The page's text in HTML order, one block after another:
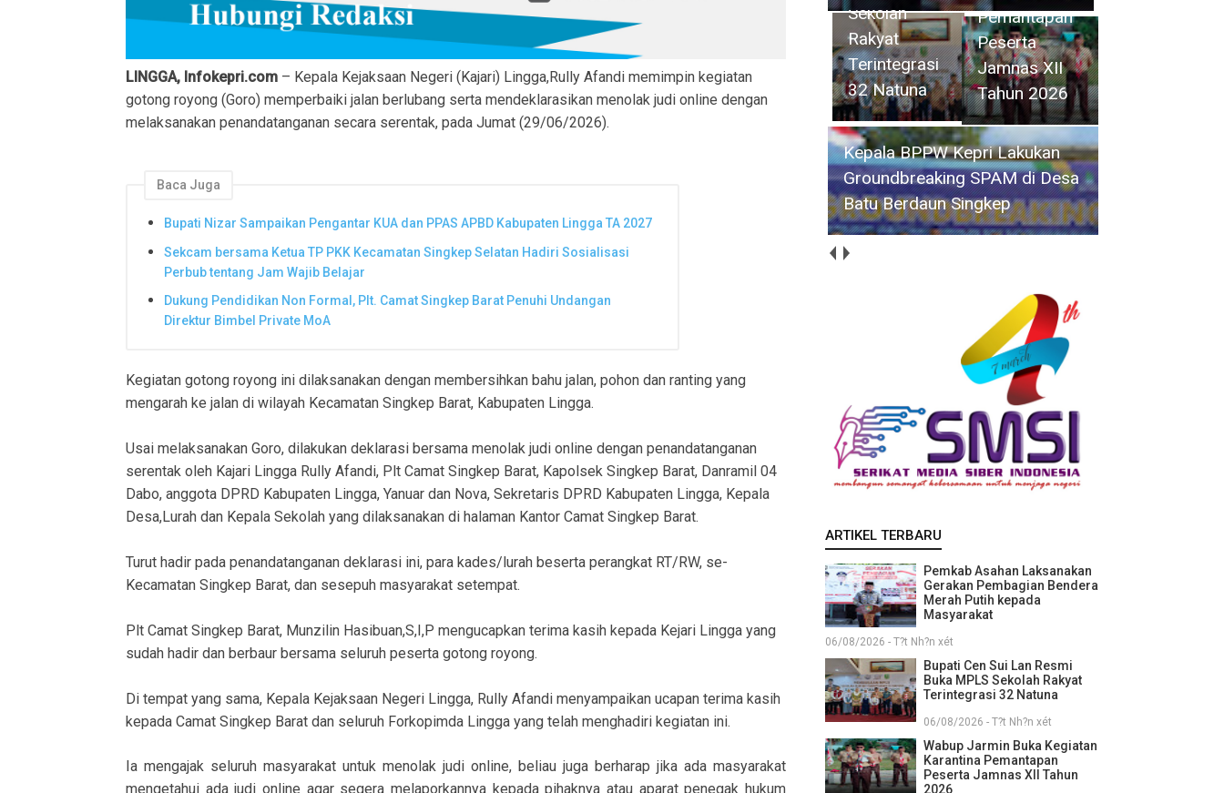
LINGGA, Infokepri.com – Kepala Kejaksaan Negeri (Kajari) Lingga,Rully Afandi memimpin kegiatan
gotong royong (Goro) memperbaiki jalan berlubang serta mendeklarasikan menolak judi online dengan
melaksanakan penandatanganan secara serentak, pada Jumat (29/06/2026).
Baca Juga
Bupati Nizar Sampaikan Pengantar KUA dan PPAS APBD Kabupaten Lingga TA 2027
Sekcam bersama Ketua TP PKK Kecamatan Singkep Selatan Hadiri Sosialisasi
Perbub tentang Jam Wajib Belajar
Dukung Pendidikan Non Formal, Plt. Camat Singkep Barat Penuhi Undangan
Direktur Bimbel Private MoA
Kegiatan gotong royong ini dilaksanakan dengan membersihkan bahu jalan, pohon dan ranting yang
mengarah ke jalan di wilayah Kecamatan Singkep Barat, Kabupaten Lingga.
Usai melaksanakan Goro, dilakukan deklarasi bersama menolak judi online dengan penandatanganan
serentak oleh Kajari Lingga Rully Afandi, Plt Camat Singkep Barat, Kapolsek Singkep Barat, Danramil 04
Dabo, anggota DPRD Kabupaten Lingga, Yanuar dan Nova, Sekretaris DPRD Kabupaten Lingga, Kepala
Desa,Lurah dan Kepala Sekolah yang dilaksanakan di halaman Kantor Camat Singkep Barat.
Turut hadir pada penandatanganan deklarasi ini, para kades/lurah beserta perangkat RT/RW, se-
Kecamatan Singkep Barat, dan sesepuh masyarakat setempat.
Plt Camat Singkep Barat, Munzilin Hasibuan,S,I,P mengucapkan terima kasih kepada Kejari Lingga yang
sudah hadir dan berbaur bersama seluruh peserta gotong royong.
Di tempat yang sama, Kepala Kejaksaan Negeri Lingga, Rully Afandi menyampaikan ucapan terima kasih
kepada Camat Singkep Barat dan seluruh Forkopimda Lingga yang telah menghadiri kegiatan ini.
Ia mengajak seluruh masyarakat untuk menolak judi online, beliau juga berharap jika ada masyarakat
mengetahui ada judi online agar segera melaporkannya kepada pihaknya atau aparat penegak hukum
Sekolah
Rakyat
Terintegrasi
32 Natuna
Pemantapan
Peserta
Jamnas XII
Tahun 2026
Kepala BPPW Kepri Lakukan
Groundbreaking SPAM di Desa
Batu Berdaun Singkep
ARTIKEL TERBARU
Pemkab Asahan Laksanakan
Gerakan Pembagian Bendera
Merah Putih kepada
Masyarakat
06/08/2026 - T?t Nh?n xét
Bupati Cen Sui Lan Resmi
Buka MPLS Sekolah Rakyat
Terintegrasi 32 Natuna
06/08/2026 - T?t Nh?n xét
Wabup Jarmin Buka Kegiatan
Karantina Pemantapan
Peserta Jamnas XII Tahun
2026